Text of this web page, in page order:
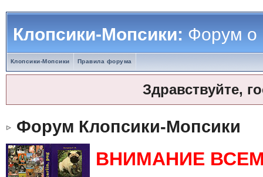
Клопсики-Мопсики:Форум о
Клопсики-Мопсики Правила форума
Здравствуйте,
Форум Клопсики-Мопсики
ВНИМАНИЕ